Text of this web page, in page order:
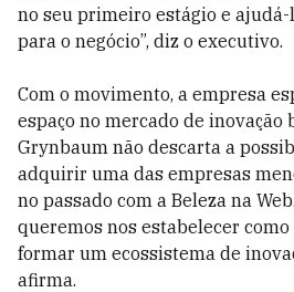
no seu primeiro estágio e
para o negócio”, diz o executivo.
Com o movimento, a empresa
espaço no mercado de inovação
Grynbaum não descarta a
adquirir uma das empresas
no passado com a Beleza na
queremos nos estabelecer
formar um ecossistema de
afirma.